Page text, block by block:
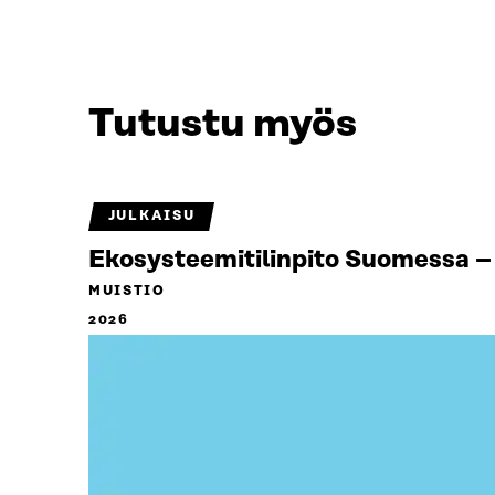
Tutustu myös
JULKAISU
Ekosysteemitilinpito Suomessa
MUISTIO
2026